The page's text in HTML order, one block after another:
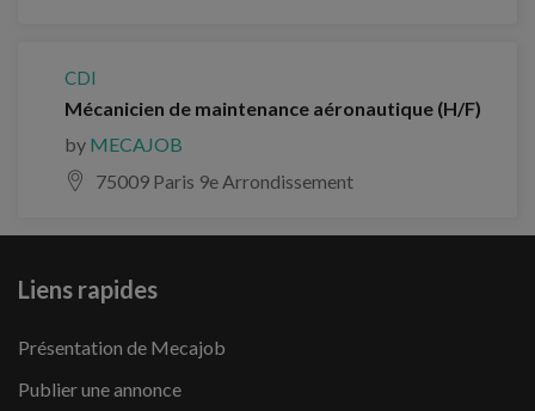
CDI
Mécanicien de maintenance aéronautique (H/F)
by MECAJOB
75009 Paris 9e Arrondissement
Liens rapides
Présentation de Mecajob
Publier une annonce